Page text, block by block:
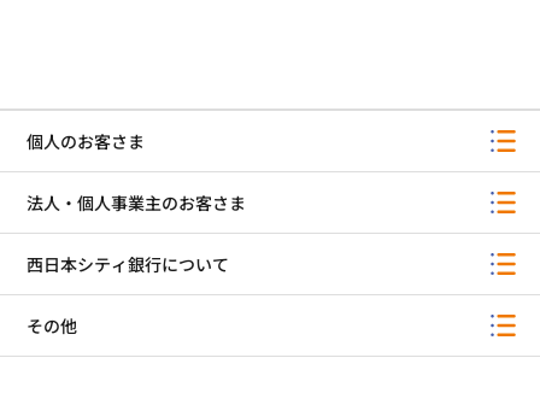
個人のお客さま
法人・個人事業主のお客さま
西日本シティ銀行について
その他